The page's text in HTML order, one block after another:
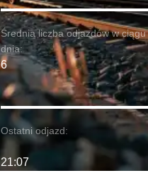
Średnia liczba odjazdów w ciągu
dnia:
6
Ostatni odjazd:
21:07